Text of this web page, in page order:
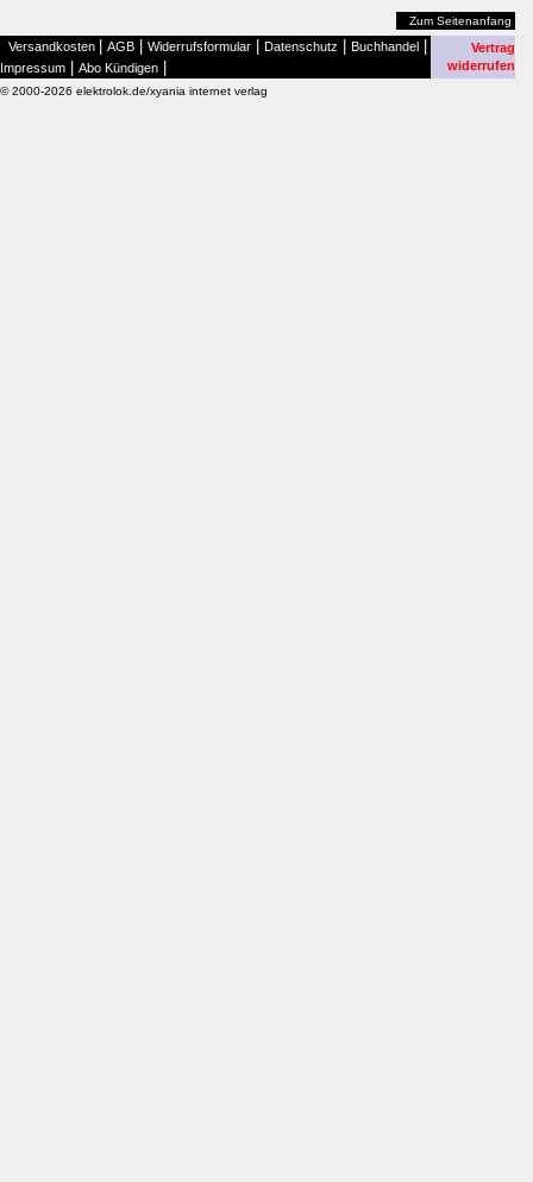
Zum Seitenanfang
Versandkosten AGB Widerrufsformular Datenschutz Buchhandel
Impressum Abo Kündigen
Vertrag
widerrufen
© 2000-2026 elektrolok.de/xyania internet verlag